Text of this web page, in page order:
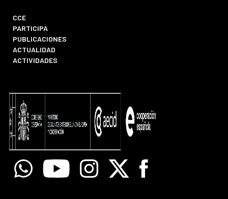
CCE
PARTICIPA
PUBLICACIONES
ACTUALIDAD
ACTIVIDADES
WhatsappYoutube Instagram
X Facebook